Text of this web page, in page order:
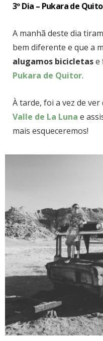
3º Dia – Pukara de
A manhã deste dia
bem diferente e que a
alugamos bicicletase
Pukara de Quitor.
À tarde, foi a vez de
Valle de La Luna e
mais esqueceremos!